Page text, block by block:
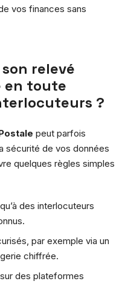
vos finances sans
relevé
en toute
?
peut parfois
sécurité de vos données
quelques règles simples
des interlocuteurs
par exemple via un
chiffrée.
des plateformes